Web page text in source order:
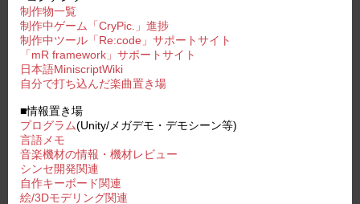
制作物一覧
制作中ゲーム「CryPic.」進捗
制作中ツール「Re:code」サポートサイト
「mR framework」サポートサイト
日本語MiniscriptWiki
自分で打ち込んだ楽曲置き場
■情報置き場
プログラム(Unity/メガデモ・デモシーン等)
言語メモ
音楽機材の情報・機材レビュー
シンセ開発関連
自作キーボード関連
絵/3Dモデリング関連